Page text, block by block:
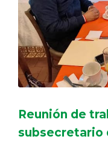
Reunión de
subsecretario